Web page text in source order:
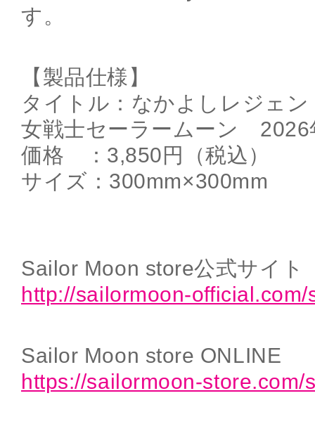
す。
【製品仕様】
タイトル：なかよしレジェ
女戦士セーラームーン 2026
価格 ：3,850円（税込）
サイズ：300mm×300mm
Sailor Moon store公式サイト
http://sailormoon-official.com/
Sailor Moon store ONLINE
https://sailormoon-store.com/